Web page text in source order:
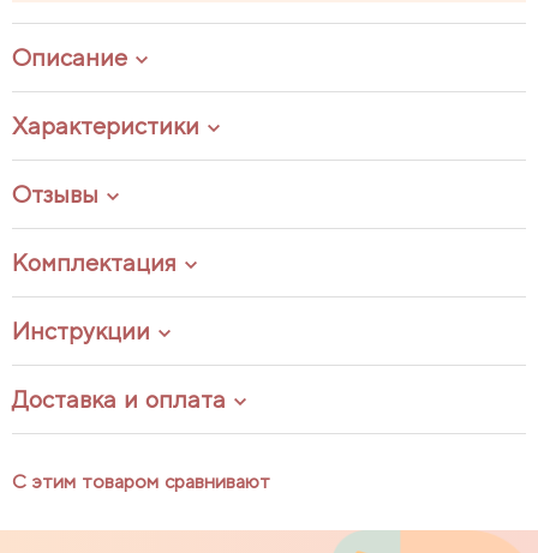
Описание
Характеристики
Отзывы
Комплектация
Инструкции
Доставка и оплата
С этим товаром сравнивают